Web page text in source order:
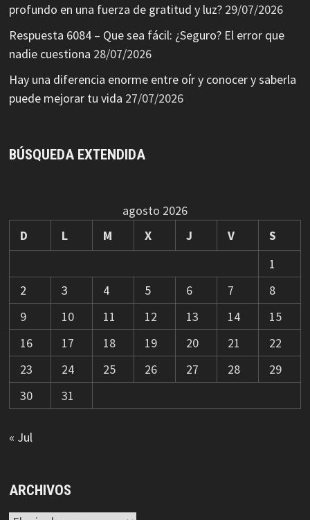
profundo en una fuerza de gratitud y luz? 29/07/2026
Respuesta 6084 – Que sea fácil: ¿Seguro? El error que
nadie cuestiona 28/07/2026
Hay una diferencia enorme entre oír y conocer y saberla
puede mejorar tu vida 27/07/2026
BÚSQUEDA EXTENDIDA
agosto 2026
D
L M X J V
S
1
2
3 4 5 6 7
8
9
10 11 12 13 14
15
16
17 18 19 20 21
22
23
24 25 26 27 28
29
30
31
« Jul
ARCHIVOS